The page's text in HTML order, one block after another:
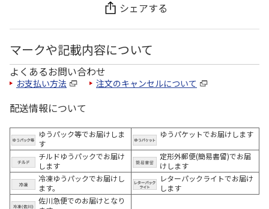
シェアする
マークや記載内容について
よくあるお問い合わせ
お支払い方法 注文のキャンセルについて
配送情報について
ゆうパック等でお届けしま
す
ゆうパケットでお届けします
チルドゆうパックでお届け
します
定形外郵便(簡易書留)でお届
けします
冷凍ゆうパックでお届けし
ます。
レターパックライトでお届け
します
佐川急便でのお届けとなり